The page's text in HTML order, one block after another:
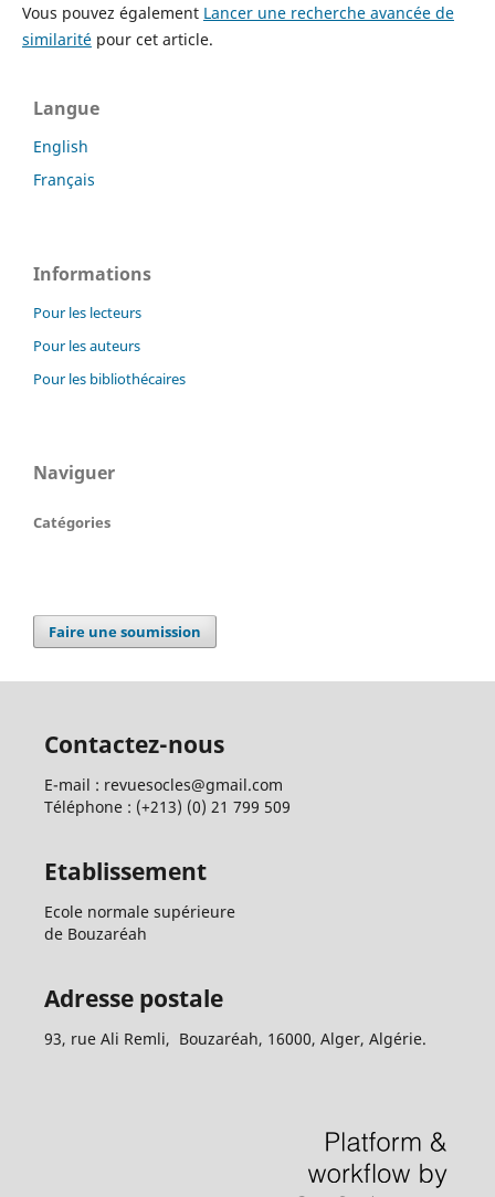
Vous pouvez également Lancer une recherche avancée de
similaritépour cet article.
Langue
English
Français
Informations
Pour les lecteurs
Pour les auteurs
Pour les bibliothécaires
Naviguer
Catégories
Faire une soumission
Contactez-nous
E-mail : revuesocles@gmail.com
Téléphone : (+213) (0) 21 799 509
Etablissement
Ecole normale supérieure
de Bouzaréah
Adresse postale
93, rue Ali Remli, Bouzaréah, 16000, Alger, Algérie.